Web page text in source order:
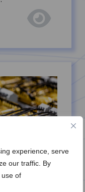
experience, serve
our traffic. By
use of